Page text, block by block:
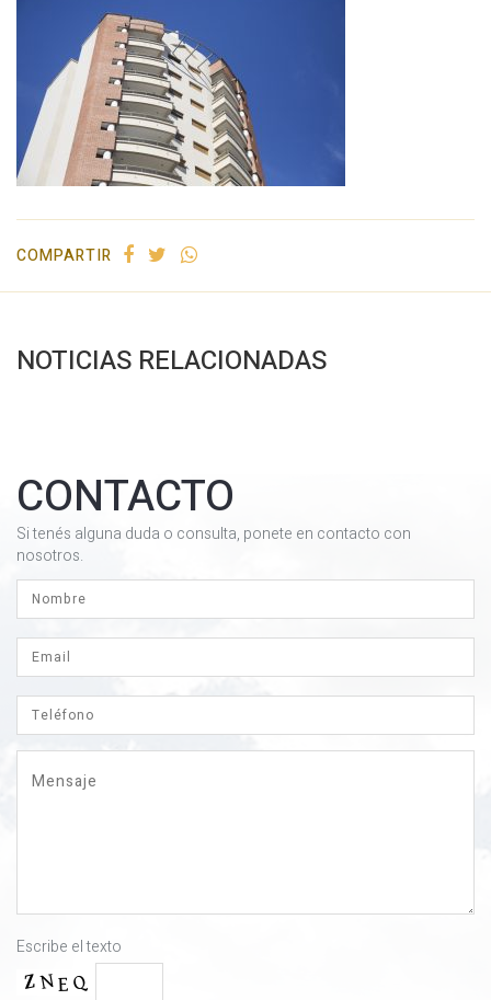
COMPARTIR
NOTICIAS RELACIONADAS
CONTACTO
Si tenés alguna duda o consulta, ponete en contacto con
nosotros.
Escribe el texto